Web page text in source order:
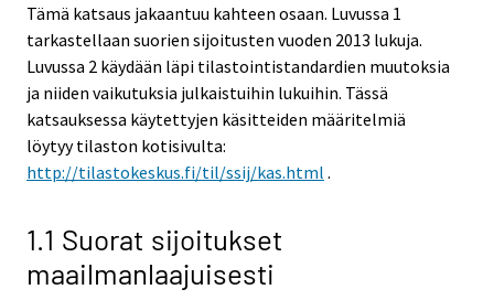
Tämä katsaus jakaantuu kahteen osaan. Luvussa 1
tarkastellaan suorien sijoitusten vuoden 2013 lukuja.
Luvussa 2 käydään läpi tilastointistandardien muutoksia
ja niiden vaikutuksia julkaistuihin lukuihin. Tässä
katsauksessa käytettyjen käsitteiden määritelmiä
löytyy tilaston kotisivulta:
http://tilastokeskus.fi/til/ssij/kas.html .
1.1 Suorat sijoitukset
maailmanlaajuisesti